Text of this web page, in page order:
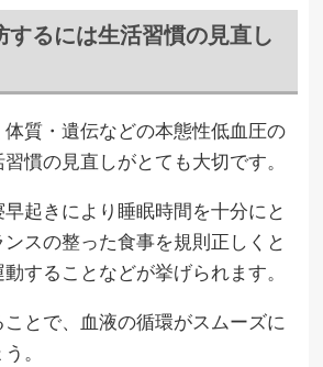
するには生活習慣の見直し
質・遺伝などの本態性低血圧の
慣の見直しがとても大切です。
起きにより睡眠時間を十分にと
スの整った食事を規則正しくと
することなどが挙げられます。
とで、血液の循環がスムーズに
。